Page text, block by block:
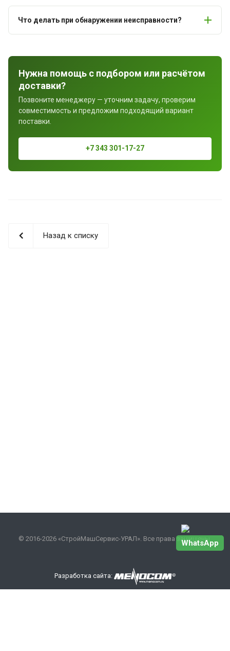
Что делать при обнаружении неисправности?
Нужна помощь с подбором или расчётом
доставки?
Позвоните менеджеру — уточним задачу, проверим
совместимость и предложим подходящий вариант
поставки.
+7 343 301-17-27
Назад к списку
© 2016-2026 «СтройМашСервис-УРАЛ». Все права защищены.
Разработка сайта:
WhatsApp